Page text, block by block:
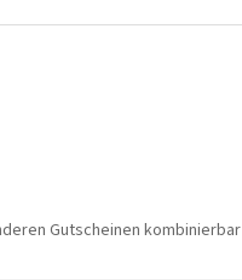
Gutscheinen kombinierbar